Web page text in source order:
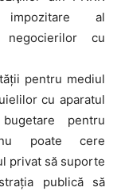
al
negocierilor cu
pentru mediul
cu aparatul
pentru
poate cere
privat să suporte
publică să